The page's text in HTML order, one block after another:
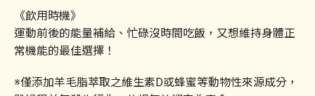
《飲用時機》
運動前後的能量補給、忙碌沒時間吃飯，又想維持身體正
常機能的最佳選擇！
※僅添加羊毛脂萃取之維生素D或蜂蜜等動物性來源成分，